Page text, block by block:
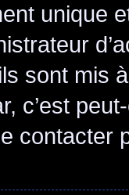
unique
sont mis
c’est
contacter